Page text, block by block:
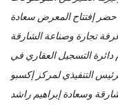
حضر إفتتاح المعرض سعادة
تجارة وصناعة الشارقة
التسجيل العقاري في
التنفيذي لمركز إكسبو
وسعادة إبراهيم راشد